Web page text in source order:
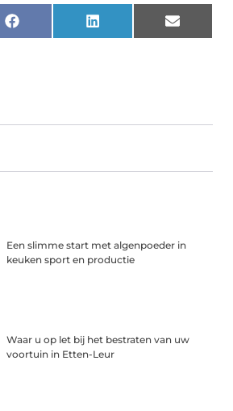
Facebook LinkedIn Email
Een slimme start met algenpoeder in
keuken sport en productie
Waar u op let bij het bestraten van uw
voortuin in Etten-Leur